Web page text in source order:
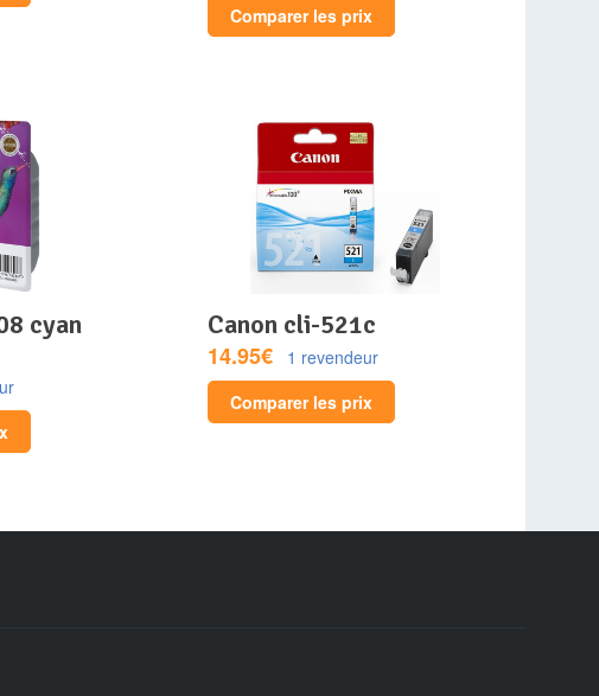
Comparer les prix
canon cli-521c
14.95€
1 revendeur
Comparer les prix